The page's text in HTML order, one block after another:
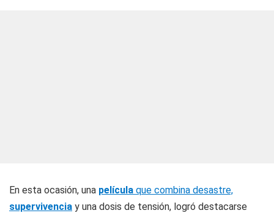
En esta ocasión, una película que combina desastre,
supervivencia y una dosis de tensión, logró destacarse